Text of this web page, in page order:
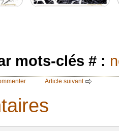
mots-clés # :
Article suivant